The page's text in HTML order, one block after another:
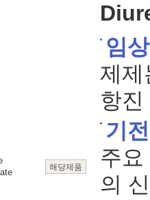
해당제품
임
제제
항
기전
주
의